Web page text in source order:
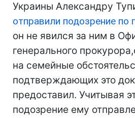
Украины Александру
отправили подозрение по
он не явился за ним в
генерального
на семейные
подтверждающих это
предоставил. Учитывая
подозрение ему